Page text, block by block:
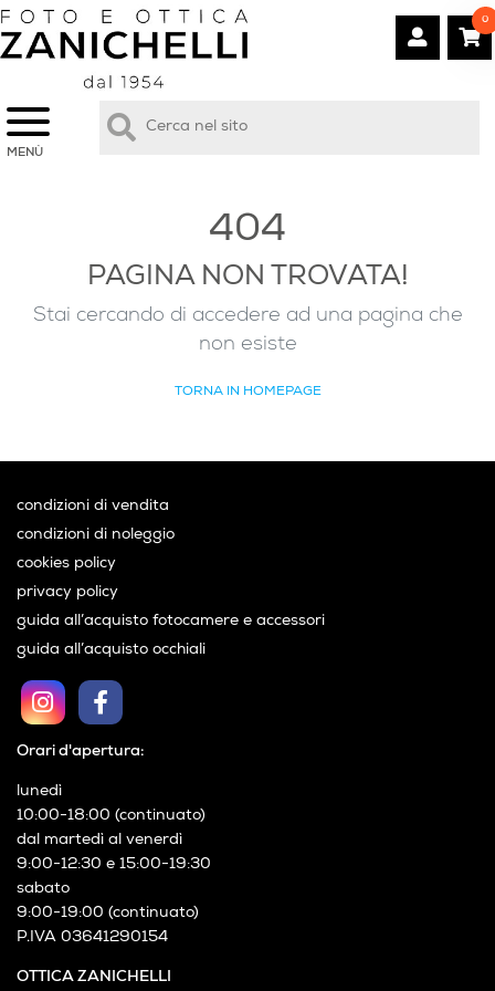
MENÙ
0
404
PAGINA NON TROVATA!
Stai cercando di accedere ad una pagina che
non esiste
TORNA IN HOMEPAGE
OTTICA ZANICHELLI
Orari d'apertura:
lunedì
10:00-18:00 (continuato)
dal martedì al venerdì
9:00-12:30 e 15:00-19:30
sabato
9:00-19:00 (continuato)
P.IVA 03641290154
condizioni di vendita
condizioni di noleggio
cookies policy
privacy policy
guida all’acquisto fotocamere e accessori
guida all’acquisto occhiali